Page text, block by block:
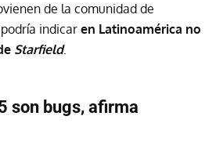
de la comunidad de
indicar en Latinoamérica no
Starfield.
son bugs, afirma